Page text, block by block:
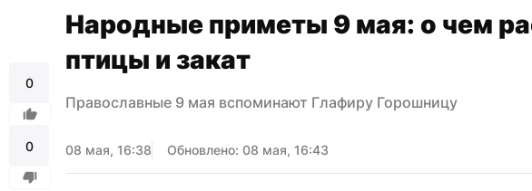
0
0
Народные приметы 9 мая: о чем
птицы и закат
Православные 9 мая вспоминают Глафиру Горошницу
08 мая, 16:38 Обновлено: 08 мая, 16:43